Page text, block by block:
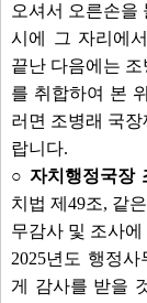
오셔서 오른손을
시에 그 자리에
끝난 다음에는
를 취합하여 본
러면 조병래 국
랍니다.
○ 자치행정국장
치법 제49조, 같
무감사 및 조사
2025년도 행정
게 감사를 받을